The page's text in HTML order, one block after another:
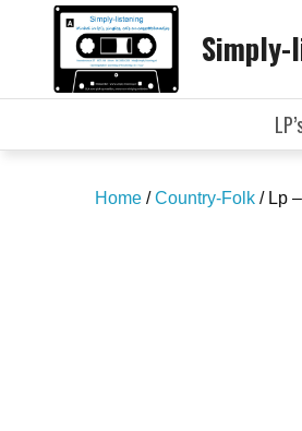
Home /Country-Folk / Lp